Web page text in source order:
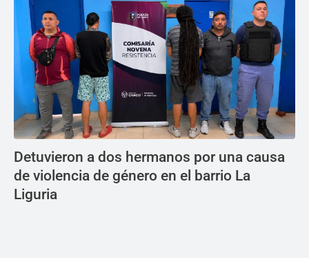
Detuvieron a dos hermanos por una causa
de violencia de género en el barrio La
Liguria